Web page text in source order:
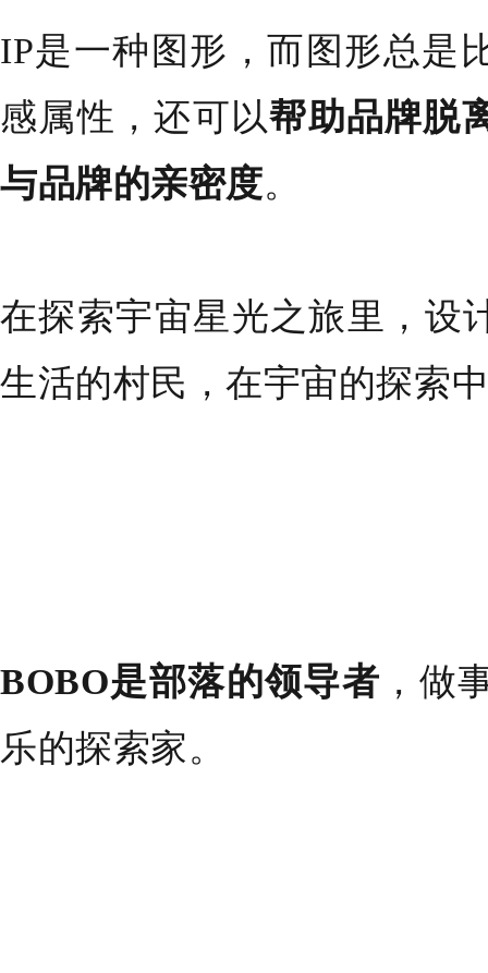
IP是一种图形，而图形总是
感属性，还可以帮助品牌脱
与品牌的亲密度。
在探索宇宙星光之旅里，设
生活的村民，在宇宙的探索
BOBO是部落的领导者 ，做
乐的探索家。